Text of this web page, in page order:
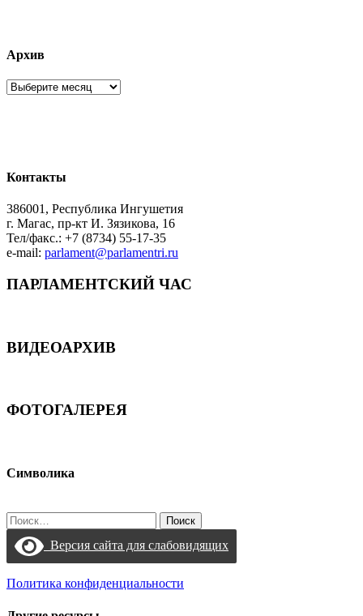
Архив
Архив
Контакты
386001, Республика Ингушетия
г. Магас, пр-кт И. Зязикова, 16
Тел/факс.: +7 (8734) 55-17-35
e-mail: parlament@parlamentri.ru
ПАРЛАМЕНТСКИЙ ЧАС
ВИДЕОАРХИВ
ФОТОГАЛЕРЕЯ
Символика
Найти:
Версия сайта для слабовидящих
Политика конфиденциальности